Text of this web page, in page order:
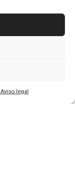
Aviso legal